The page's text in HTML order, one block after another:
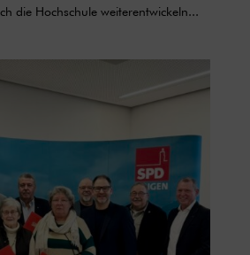
die Hochschule weiterentwickeln...